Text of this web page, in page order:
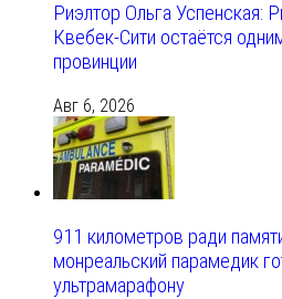
Риэлтор Ольга Успенская:
Квебек-Сити остаётся
провинции
Авг 6, 2026
911 километров ради
монреальский парамедик
ультрамарафону